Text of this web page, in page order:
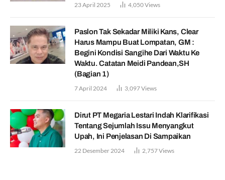
23 April 2025 4,050Views
Paslon Tak Sekadar Miliki Kans, Clear
Harus Mampu Buat Lompatan, GM :
Begini Kondisi Sangihe Dari Waktu Ke
Waktu. Catatan Meidi Pandean,SH
(Bagian 1)
7 April 2024 3,097Views
Dirut PT Megaria Lestari Indah Klarifikasi
Tentang Sejumlah Issu Menyangkut
Upah, Ini Penjelasan Di Sampaikan
22 Desember 2024 2,757Views